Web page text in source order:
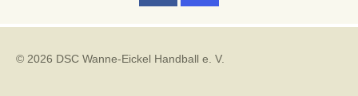
© 2026 DSC Wanne-Eickel Handball e. V.